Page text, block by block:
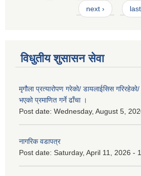
next ›
विधुतीय शुसासन सेवा
मृगौला प्रत्यारोपण गरेको/ डायलाईसिस
भएको प्रमाणित गर्ने ढाँचा ।
Post date: Wednesday, August 5,
नागरिक वडापत्र
Post date: Saturday, April 11, 2026 -